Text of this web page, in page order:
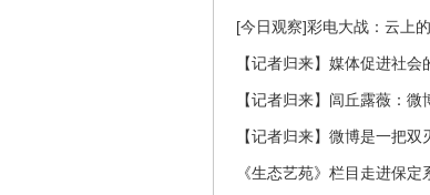
[今日观察]彩电大战：云上
【记者归来】媒体促进社
【记者归来】闾丘露薇：微
【记者归来】微博是一把
《生态艺苑》栏目走进保